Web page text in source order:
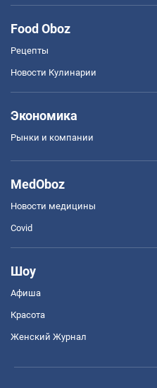
Food Oboz
Рецепты
Новости Кулинарии
Экономика
Рынки и компании
MedOboz
Новости медицины
Covid
Шоу
Афиша
Красота
Женский Журнал